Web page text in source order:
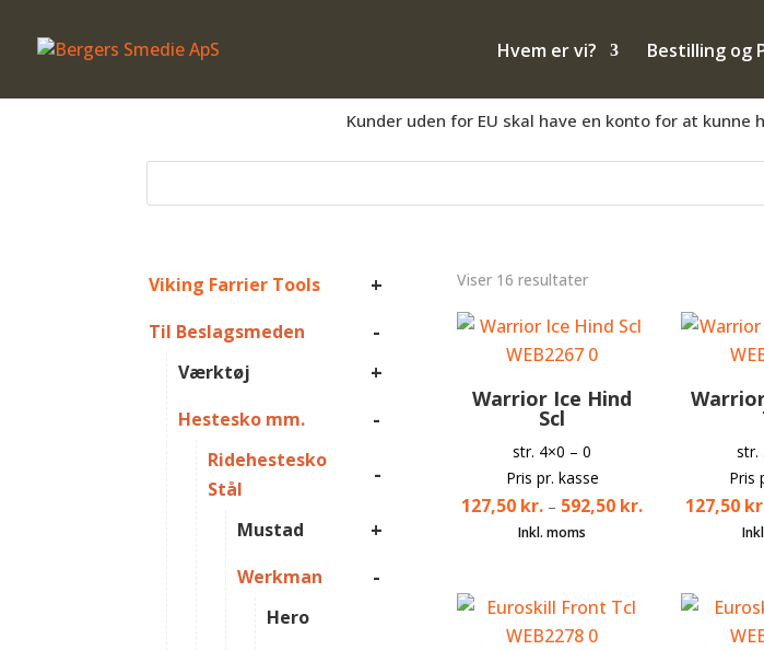
Hvem er vi? Bestilling og
– også salg
Kunder uden for EU skal have en konto for at kunne
Viking Farrier Tools +
Til Beslagsmeden -
Værktøj +
Hestesko mm. -
Ridehestesko
Stål
-
Mustad +
Werkman -
Hero
Viser 16 resultaterSorteret
popularitet
Warrior Ice Hind
Scl
str. 4×0 – 0
Pris pr. kasse
127,50 kr. – 592,50 kr.
str.
Pris
127,50